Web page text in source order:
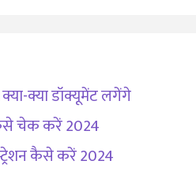
क्या डॉक्यूमेंट लगेंगे
चेक करें 2024
कैसे करें 2024